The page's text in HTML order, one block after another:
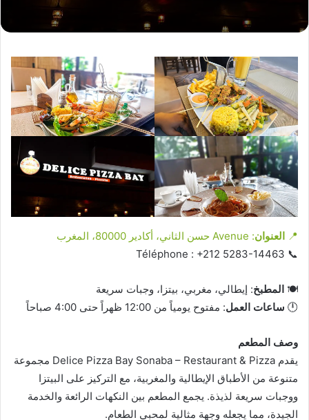
📍 العنوان: Avenue حسن الثاني، أكادير 80000، المغرب
📞 Téléphone : +212 5283-14463
🍽️ المطبخ: إيطالي، مغربي، بيتزا، وجبات سريعة
🕛 ساعات العمل: مفتوح يومياً من 12:00 ظهراً حتى 4:00 صباحاً
وصف المطعم
يقدم Delice Pizza Bay Sonaba – Restaurant & Pizza مجموعة
متنوعة من الأطباق الإيطالية والمغربية، مع التركيز على البيتزا
ووجبات سريعة لذيذة. يجمع المطعم بين النكهات الرائعة والخدمة
الجيدة، مما يجعله وجهة مثالية لمحبي الطعام.